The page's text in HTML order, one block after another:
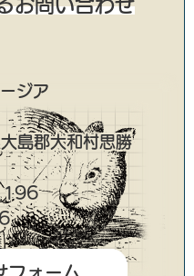
お問い合わせ
ジア
島郡大和村思勝